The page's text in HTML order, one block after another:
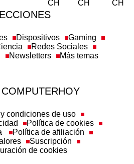
Dispositivos
Gaming
Redes Sociales
Newsletters Más temas
condiciones de uso
Política de cookies
Política de afiliación
Suscripción
de cookies